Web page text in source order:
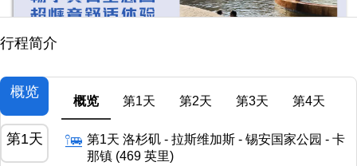
行程简介
概览
第1天
概览 第1天 第2天 第3天 第4天
第1天 洛杉矶 - 拉斯维加斯 - 锡安国家公园 - 卡
那镇 (469 英里)